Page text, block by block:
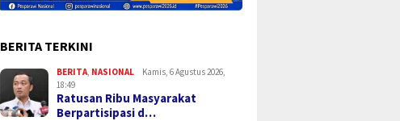
BERITA TERKINI
BERITA NASIONAL
Kamis, 6 Agustus 2026,
18:49
Ratusan Ribu Masyarakat
Berpartisipasi d…